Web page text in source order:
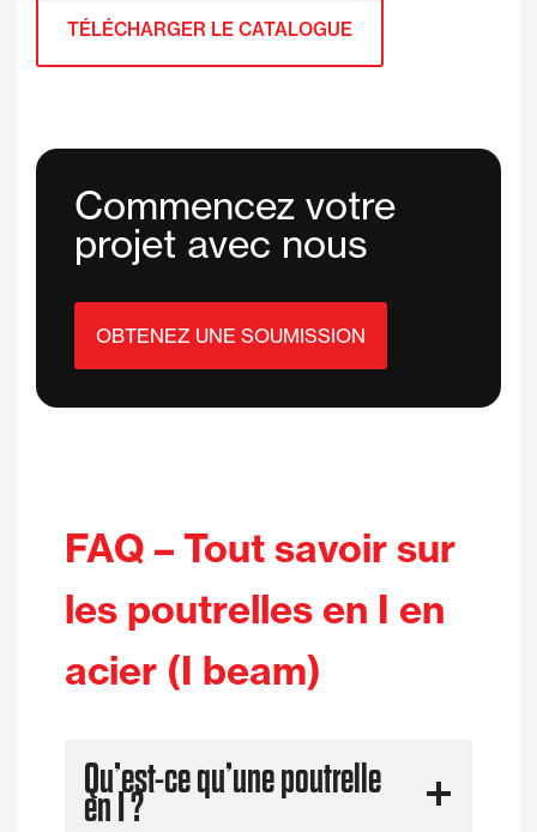
TÉLÉCHARGER LE CATALOGUE
Commencez votre
projet avec nous
OBTENEZ UNE SOUMISSION
FAQ – Tout savoir sur
les poutrelles en I en
acier (I beam)
Qu’est-ce qu’une poutrelle
en I ?